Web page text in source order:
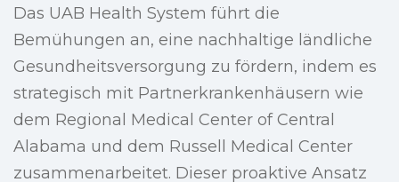
Das UAB Health System führt die
Bemühungen an, eine nachhaltige ländliche
Gesundheitsversorgung zu fördern, indem es
strategisch mit Partnerkrankenhäusern wie
dem Regional Medical Center of Central
Alabama und dem Russell Medical Center
zusammenarbeitet. Dieser proaktive Ansatz